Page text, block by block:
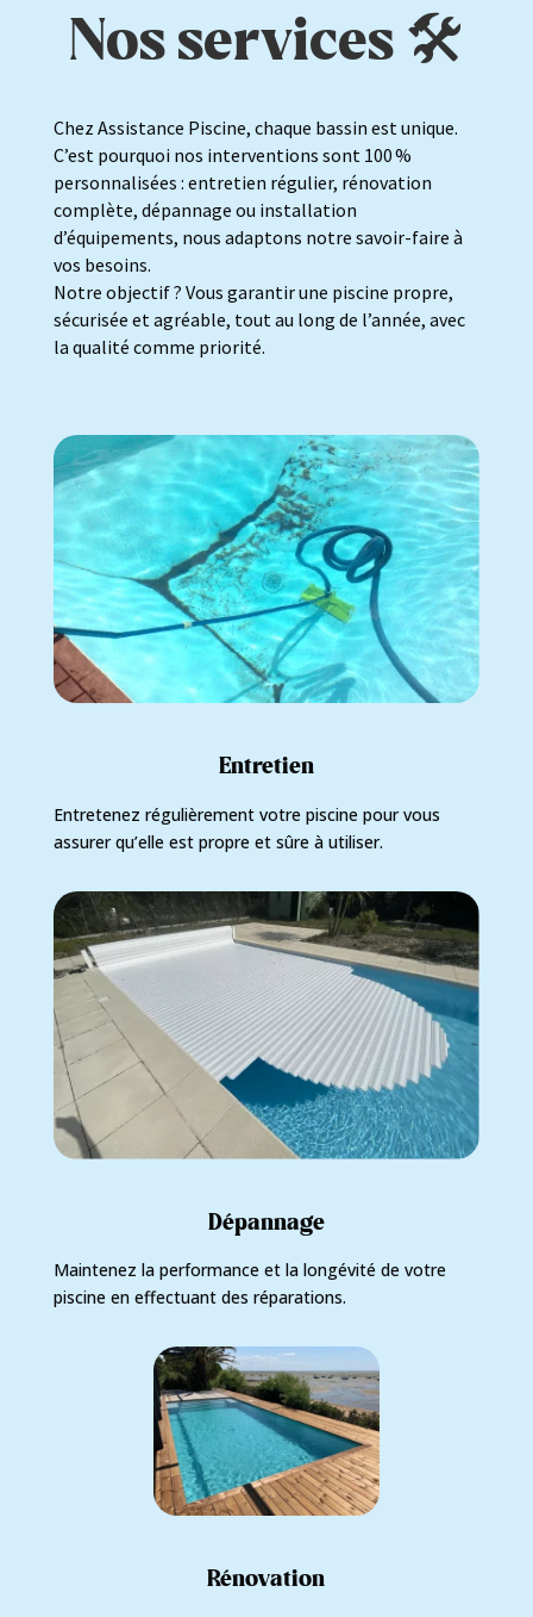
Nos services 🛠️​​
Chez Assistance Piscine, chaque bassin est unique.
C’est pourquoi nos interventions sont 100 %
personnalisées : entretien régulier, rénovation
complète, dépannage ou installation
d’équipements, nous adaptons notre savoir-faire à
vos besoins.
Notre objectif ? Vous garantir une piscine propre,
sécurisée et agréable, tout au long de l’année, avec
la qualité comme priorité.
Entretien
Entretenez régulièrement votre piscine pour vous
assurer qu’elle est propre et sûre à utiliser.
Dépannage
Maintenez la performance et la longévité de votre
piscine en effectuant des réparations.
Rénovation